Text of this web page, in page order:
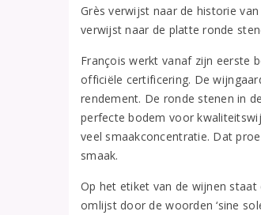
Grès verwijst naar de historie
verwijst naar de platte ronde
François werkt vanaf zijn eerste
officiële certificering. De
rendement. De ronde stenen in
perfecte bodem voor
veel smaakconcentratie. Dat
smaak.
Op het etiket van de wijnen
omlijst door de woorden ‘sine